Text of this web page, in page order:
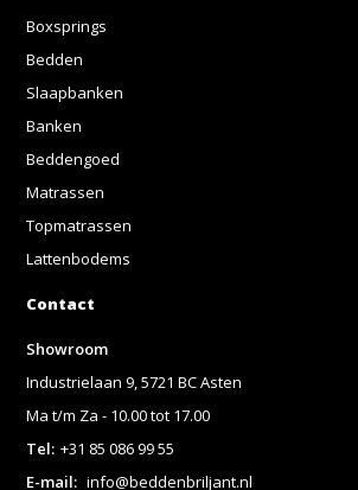
Boxsprings
Bedden
Slaapbanken
Banken
Beddengoed
Matrassen
Topmatrassen
Lattenbodems
Contact
Showroom
Industrielaan 9, 5721 BC Asten
Ma t/m Za - 10.00 tot 17.00
Tel: +31 85 086 99 55
E-mail: info@beddenbriljant.nl